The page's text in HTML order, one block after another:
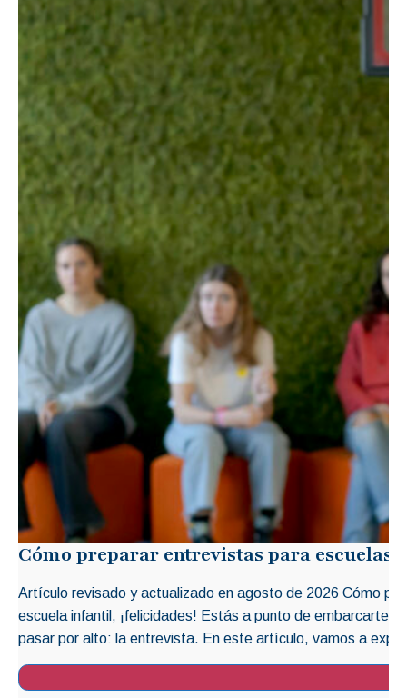
Cómo preparar entrevistas para escuelas
Artículo revisado y actualizado en agosto de 2026 Cómo
escuela infantil, ¡felicidades! Estás a punto de embarcarte
pasar por alto: la entrevista. En este artículo, vamos a